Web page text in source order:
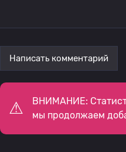
Написать комментарий
ВНИМАНИЕ:
мы продолжаем